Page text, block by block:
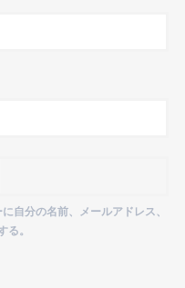
自分の名前、メールアドレス、
る。